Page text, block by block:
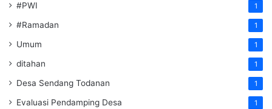
#PWI 1
#Ramadan 1
Umum 1
ditahan 1
Desa Sendang Todanan 1
Evaluasi Pendamping Desa 1